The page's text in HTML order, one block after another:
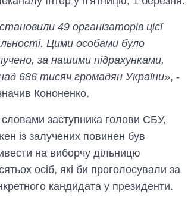
49 організаторів цієї
Цими особами було
за нашими підрахунками,
686 тисяч громадян України», -
Кононенко.
заступника голови СБУ,
із залучених повинен був
на виборчу дільницю
осіб, які би проголосували за
кандидата у президенти.
Дефіцит пам’яті:
прогнозують на
2027-й